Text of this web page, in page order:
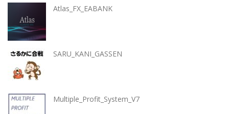
Atlas_FX_EABANK
SARU_KANI_GASSEN
Multiple_Profit_System_V7